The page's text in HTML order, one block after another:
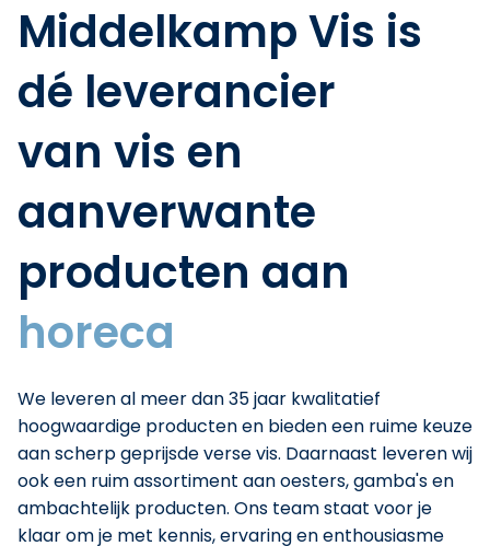
Middelkamp Vis is
dé leverancier
van vis en
aanverwante
producten aan
horeca
We leveren al meer dan 35 jaar kwalitatief
hoogwaardige producten en bieden een ruime keuze
aan scherp geprijsde verse vis. Daarnaast leveren wij
ook een ruim assortiment aan oesters, gamba's en
ambachtelijk producten. Ons team staat voor je
klaar om je met kennis, ervaring en enthousiasme